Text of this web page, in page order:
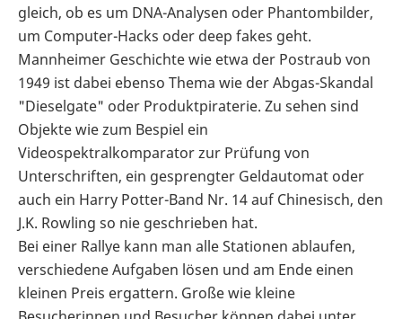
gleich, ob es um DNA-Analysen oder Phantombilder,
um Computer-Hacks oder deep fakes geht.
Mannheimer Geschichte wie etwa der Postraub von
1949 ist dabei ebenso Thema wie der Abgas-Skandal
"Dieselgate" oder Produktpiraterie. Zu sehen sind
Objekte wie zum Bespiel ein
Videospektralkomparator zur Prüfung von
Unterschriften, ein gesprengter Geldautomat oder
auch ein Harry Potter-Band Nr. 14 auf Chinesisch, den
J.K. Rowling so nie geschrieben hat.
Bei einer Rallye kann man alle Stationen ablaufen,
verschiedene Aufgaben lösen und am Ende einen
kleinen Preis ergattern. Große wie kleine